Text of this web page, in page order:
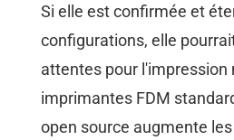
Si elle est confirmée et
configurations, elle
attentes pour l'impression
imprimantes FDM
open source augmente